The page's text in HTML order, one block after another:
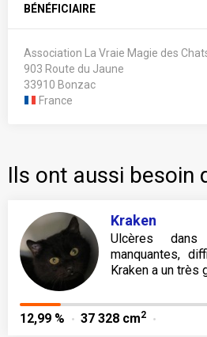
BÉNÉFICIAIRE
Association La Vraie Magie des
903 Route du Jaune
33910 Bonzac
France
Ils ont aussi besoin
Kraken
Ulcères
manquantes,
Kraken a un très
12,99 % 37 328 cm2